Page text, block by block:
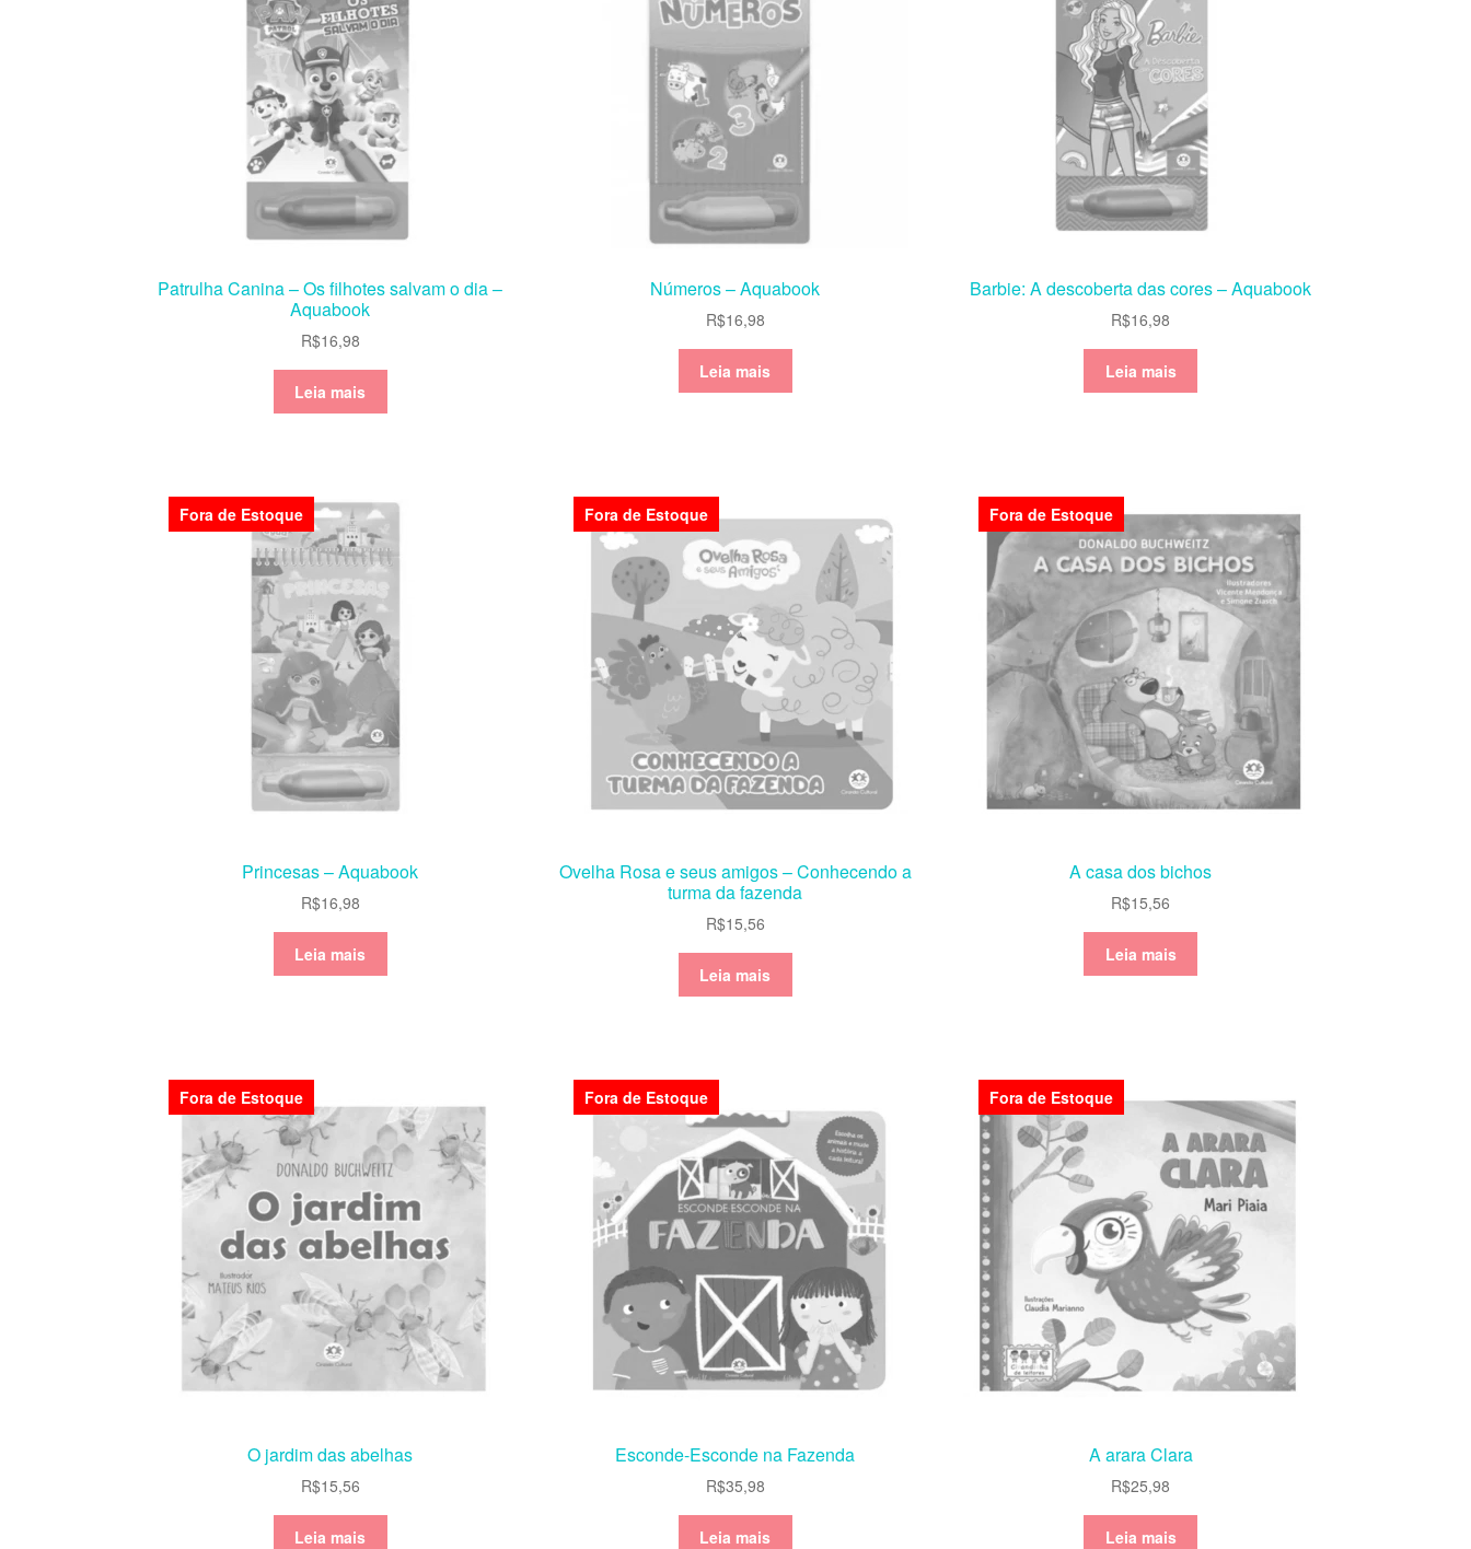
Patrulha Canina – Os filhotes salvam o dia –
Aquabook
R$16,98
Leia mais
Números – Aquabook
R$16,98
Leia mais
Barbie: A descoberta das cores – Aquabook
R$16,98
Leia mais
Fora de Estoque
Princesas – Aquabook
R$16,98
Leia mais
Fora de Estoque
Ovelha Rosa e seus amigos – Conhecendo a
turma da fazenda
R$15,56
Leia mais
Fora de Estoque
A casa dos bichos
R$15,56
Leia mais
Fora de Estoque
O jardim das abelhas
R$15,56
Leia mais
Fora de Estoque
Esconde-Esconde na Fazenda
R$35,98
Leia mais
Fora de Estoque
A arara Clara
R$25,98
Leia mais